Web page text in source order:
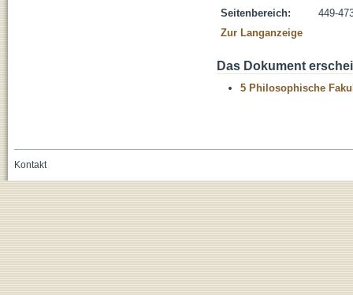
Seitenbereich:
449-
Zur Langanzeige
Das Dokument
5 Philosophische
Kontakt